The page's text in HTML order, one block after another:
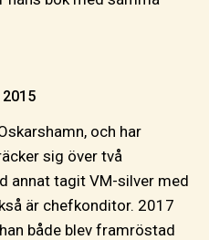
och har
sig över två
annat tagit VM-silver med
är chefkonditor. 2017
både blev framröstad